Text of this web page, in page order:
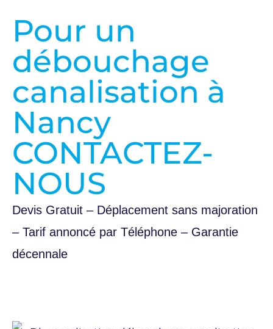
débouchage
canalisation à
Nancy
CONTACTEZ-
NOUS
Devis Gratuit – Déplacement sans majoration
– Tarif annoncé par Téléphone – Garantie